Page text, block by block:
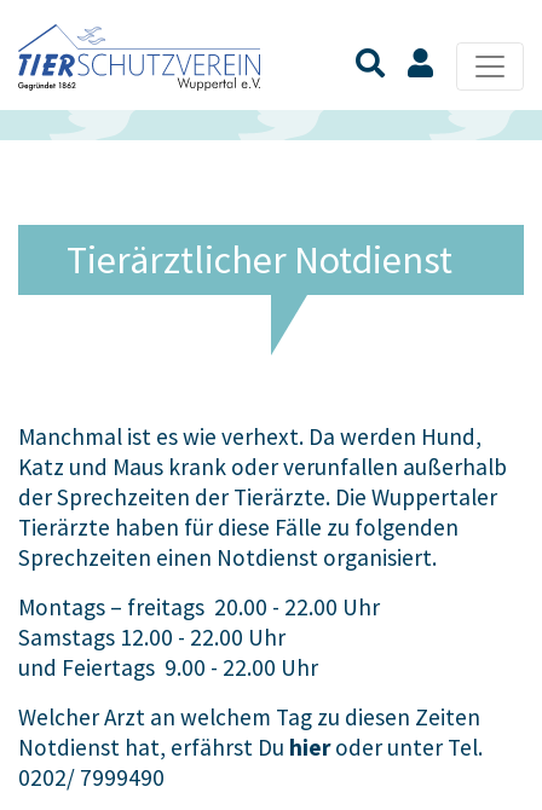
Tierärztlicher Notdienst
Manchmal ist es wie verhext. Da werden Hund,
Katz und Maus krank oder verunfallen außerhalb
der Sprechzeiten der Tierärzte. Die Wuppertaler
Tierärzte haben für diese Fälle zu folgenden
Sprechzeiten einen Notdienst organisiert.
Montags – freitags 20.00 - 22.00 Uhr
Samstags 12.00 - 22.00 Uhr
und Feiertags 9.00 - 22.00 Uhr
Welcher Arzt an welchem Tag zu diesen Zeiten
Notdienst hat, erfährst Du hier oder unter Tel.
0202/ 7999490